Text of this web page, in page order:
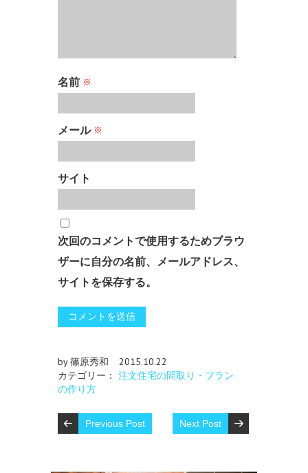
名前 ※
メール ※
サイト
次回のコメントで使用するためブラウ
ザーに自分の名前、メールアドレス、
サイトを保存する。
by 篠原秀和
2015.10.22
カテゴリー： 注文住宅の間取り・プラン
の作り方
Previous Post Next Post